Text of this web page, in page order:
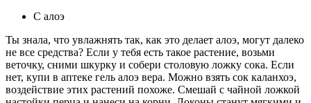
С алоэ
Ты знала, что увлажнять так, как это делает алоэ, могут далеко
не все средства? Если у тебя есть такое растение, возьми
веточку, сними шкурку и собери столовую ложку сока. Если
нет, купи в аптеке гель алоэ вера. Можно взять сок каланхоэ,
воздействие этих растений похоже. Смешай с чайной ложкой